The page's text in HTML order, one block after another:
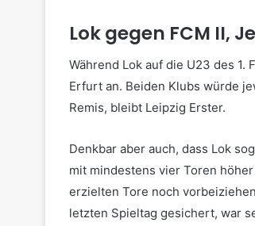
Lok gegen FCM II,
Während Lok auf die U23 des
Erfurt an. Beiden Klubs würde
Remis, bleibt Leipzig Erster.
Denkbar aber auch, dass Lok
mit mindestens vier Toren
erzielten Tore noch
letzten Spieltag gesichert, war